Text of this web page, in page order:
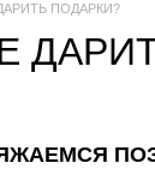
ПОДАРКИ?